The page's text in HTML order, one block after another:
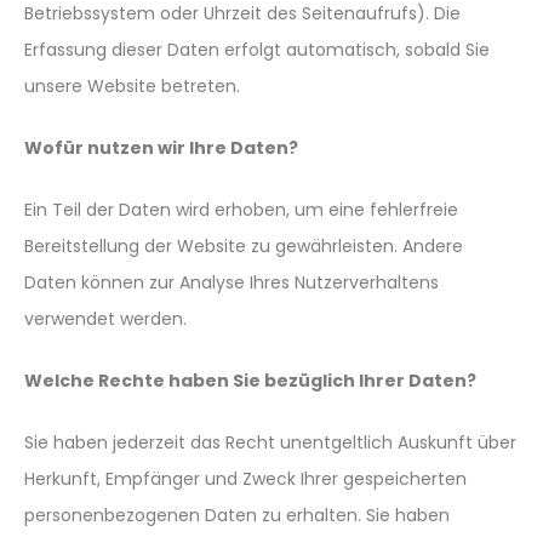
Betriebssystem oder Uhrzeit des Seitenaufrufs). Die
Erfassung dieser Daten erfolgt automatisch, sobald Sie
unsere Website betreten.
Wofür nutzen wir Ihre Daten?
Ein Teil der Daten wird erhoben, um eine fehlerfreie
Bereitstellung der Website zu gewährleisten. Andere
Daten können zur Analyse Ihres Nutzerverhaltens
verwendet werden.
Welche Rechte haben Sie bezüglich Ihrer Daten?
Sie haben jederzeit das Recht unentgeltlich Auskunft über
Herkunft, Empfänger und Zweck Ihrer gespeicherten
personenbezogenen Daten zu erhalten. Sie haben